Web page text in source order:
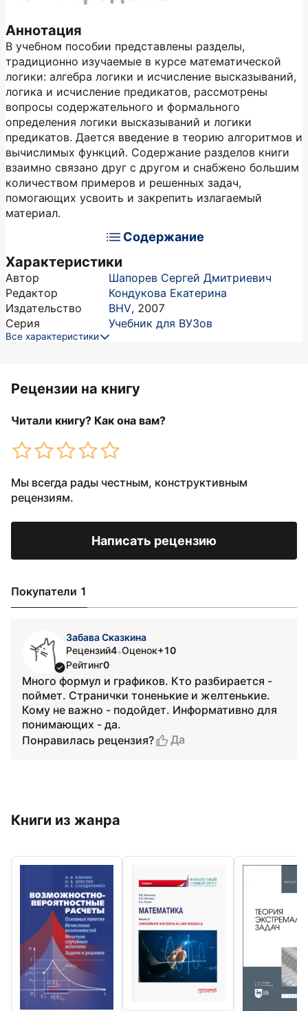
Аннотация
В учебном пособии представлены разделы,
традиционно изучаемые в курсе математической
логики: алгебра логики и исчисление высказываний,
логика и исчисление предикатов, рассмотрены
вопросы содержательного и формального
определения логики высказываний и логики
предикатов. Дается введение в теорию алгоритмов и
вычислимых функций. Содержание разделов книги
взаимно связано друг с другом и снабжено большим
количеством примеров и решенных задач,
помогающих усвоить и закрепить излагаемый
материал.
Содержание
Характеристики
Автор
Шапорев Сергей Дмитриевич
Редактор
Кондукова Екатерина
Издательство
BHV, 2007
Серия
Учебник для ВУЗов
Все характеристики
Рецензии на книгу
Читали книгу? Как она вам?
Мы всегда рады честным, конструктивным
рецензиям.
Написать рецензию
Покупатели 1
Забава Сказкина
Рецензий4•Оценок+10
Рейтинг0
Много формул и графиков. Кто разбирается -
поймет. Странички тоненькие и желтенькие.
Кому не важно - подойдет. Информативно для
понимающих - да.
Понравилась рецензия?
Да
Книги из жанра